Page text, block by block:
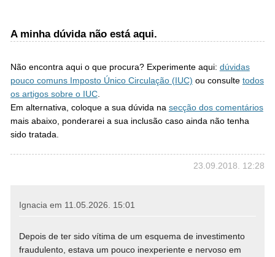
A minha dúvida não está aqui.
Não encontra aqui o que procura? Experimente aqui: dúvidas
pouco comuns Imposto Único Circulação (IUC) ou consulte todos
os artigos sobre o IUC.
Em alternativa, coloque a sua dúvida na secção dos comentários
mais abaixo, ponderarei a sua inclusão caso ainda não tenha
sido tratada.
23.09.2018. 12:28
Ignacia em 11.05.2026. 15:01
Depois de ter sido vítima de um esquema de investimento
fraudulento, estava um pouco inexperiente e nervoso em